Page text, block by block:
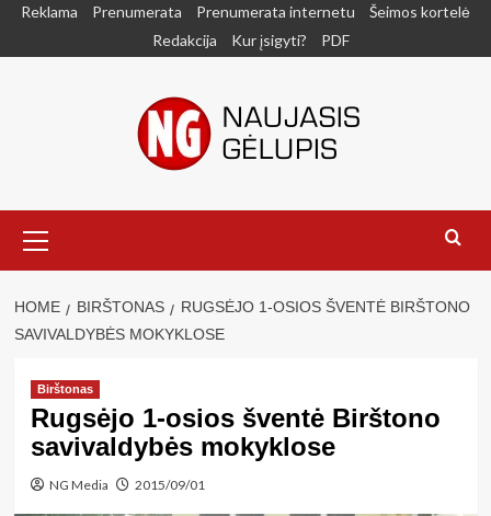
SkipReklama Prenumerata Prenumerata internetu
Šeimos kortelė
Redakcija
Kur įsigyti? PDF
Menu
HOME BIRŠTONAS
RUGSĖJO 1-OSIOS ŠVENTĖ BIRŠTONO
SAVIVALDYBĖS MOKYKLOSE
Birštonas
Rugsėjo 1-osios šventė Birštono
savivaldybės mokyklose
NG Media 2015/09/01